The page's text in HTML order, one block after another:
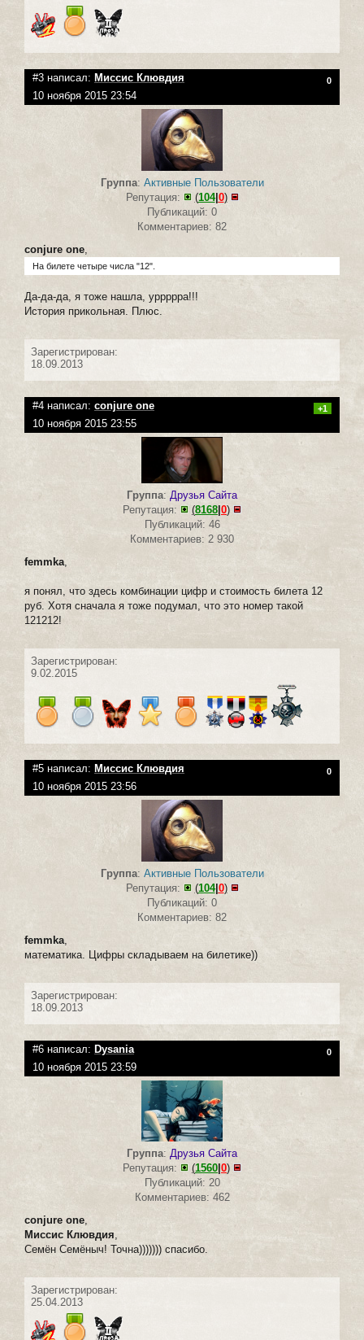
#3 написал: Миссис Клювдия 0
10 ноября 2015 23:54
Группа: Активные Пользователи
Репутация:
(104| 0)
Публикаций: 0
Комментариев: 82
conjure one,
На билете четыре числа "12".
Да-да-да, я тоже нашла, уррррра!!!
История прикольная. Плюс.
Зарегистрирован:
18.09.2013
#4 написал: conjure one +1
10 ноября 2015 23:55
Группа: Друзья Сайта
Репутация:
(8168|0)
Публикаций: 46
Комментариев: 2 930
femmka
я понял, что здесь комбинации цифр и стоимость билета 12
руб. Хотя сначала я тоже подумал, что это номер такой
121212!
Зарегистрирован:
9.02.2015
#5 написал: Миссис Клювдия 0
10 ноября 2015 23:56
Группа: Активные Пользователи
Репутация:
(104|0)
Публикаций: 0
Комментариев: 82
femmka
математика. Цифры складываем на билетике))
Зарегистрирован:
18.09.2013
#6 написал: Dysania 0
10 ноября 2015 23:59
Группа: Друзья Сайта
Репутация:
(1560 0)
Публикаций: 20
Комментариев: 462
conjure one,
Миссис Клювдия,
Семён Семёныч! Точна))))))) спасибо.
Зарегистрирован:
25.04.2013